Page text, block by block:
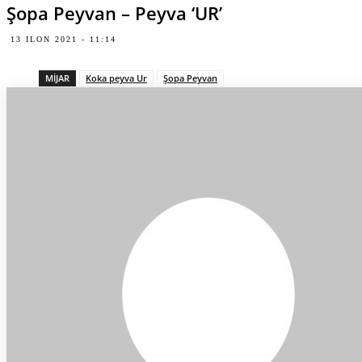
Şopa Peyvan – Peyva ‘UR’
13 ILON 2021 - 11:14
MIJAR Koka peyva Ur Şopa Peyvan